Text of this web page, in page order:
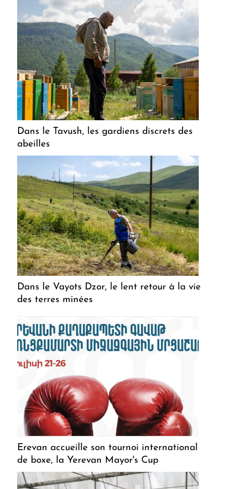
Dans le Tavush, les gardiens discrets des
abeilles
Dans le Vayots Dzor, le lent retour à la vie
des terres minées
Erevan accueille son tournoi international
de boxe, la Yerevan Mayor's Cup